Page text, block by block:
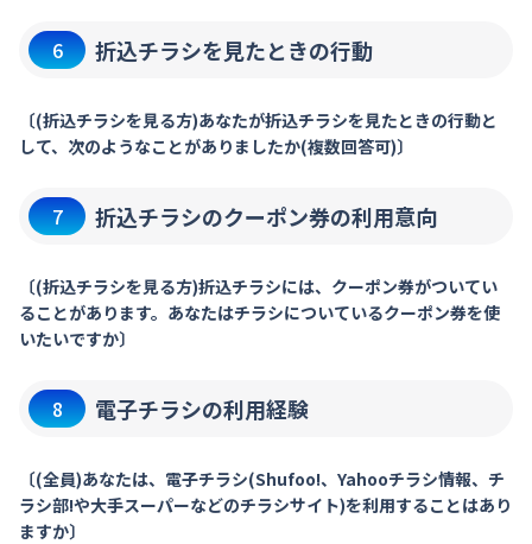
6 折込チラシを見たときの行動
〔(折込チラシを見る方)あなたが折込チラシを見たときの行動と
して、次のようなことがありましたか(複数回答可)〕
7 折込チラシのクーポン券の利用意向
〔(折込チラシを見る方)折込チラシには、クーポン券がついてい
ることがあります。あなたはチラシについているクーポン券を使
いたいですか〕
8 電子チラシの利用経験
〔(全員)あなたは、電子チラシ(Shufoo!、Yahooチラシ情報、チ
ラシ部!や大手スーパーなどのチラシサイト)を利用することはあり
ますか〕